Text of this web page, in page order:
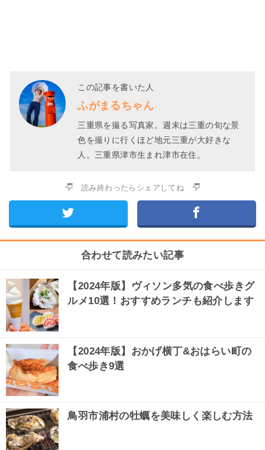
この記事を書いた人
ふがまるちゃん
三重県を撮る写真家。週末は三重の旬な景
色を撮りに行くほど地元三重が大好きな
人。三重県津市生まれ津市在住。
読み終わったらシェアしてね
合わせて読みたい記事
【2024年版】ヴィソン多気の食べ歩きグ
ルメ10選！おすすめランチも紹介します
【2024年版】おかげ横丁&おはらい町の
食べ歩き9選
鳥羽市浦村の牡蠣を美味しく楽しむ方法